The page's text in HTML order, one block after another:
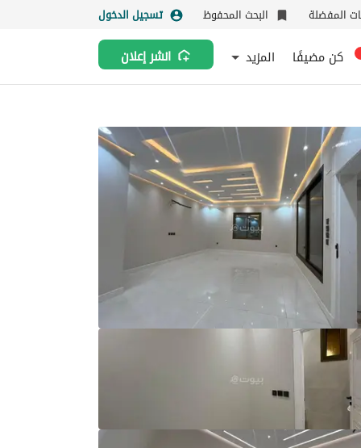
المفضلة البحث المحفوظ تسجيل الدخول
كن مضيفًا المزيد انشر إعلان